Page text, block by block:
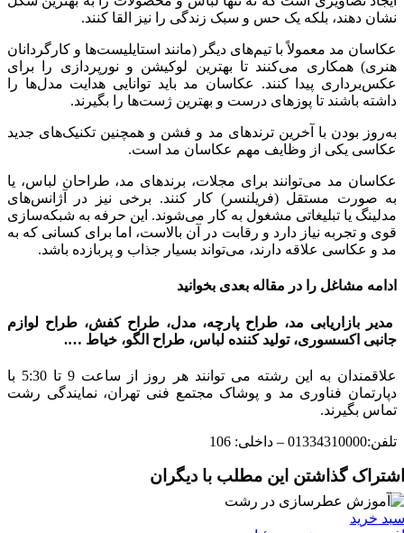
نشان دهند، بلکه یک حس و سبک زندگی را نیز القا کنند.
عکاسان مد معمولاً با تیم‌های دیگر (مانند استایلیست‌ها و کارگردانان
هنری) همکاری می‌کنند تا بهترین لوکیشن و‌ نورپردازی را برای
عکس‌برداری پیدا کنند. عکاسان مد باید توانایی هدایت مدل‌ها را
داشته باشند تا پوزهای درست و بهترین ژست‌ها را بگیرند.
به‌روز بودن با آخرین ترندهای مد و فشن و همچنین تکنیک‌های جدید
عکاسی یکی از وظایف مهم عکاسان مد است.
عکاسان مد می‌توانند برای مجلات، برندهای مد، طراحان لباس، یا
به صورت مستقل (فریلنسر) کار کنند. برخی نیز در آژانس‌های
مدلینگ یا تبلیغاتی مشغول به کار می‌شوند. این حرفه به شبکه‌سازی
قوی و تجربه نیاز دارد و رقابت در آن بالاست، اما برای کسانی که به
مد و عکاسی علاقه دارند، می‌تواند بسیار جذاب و پربازده باشد.
ادامه مشاغل را در مقاله بعدی بخوانید
مدیر بازاریابی مد، طراح پارچه، مدل، طراح کفش، طراح لوازم
جانبی اکسسوری، تولید کننده لباس، طراح الگو، خیاط ….
علاقمندان به این رشته می توانند هر روز از ساعت 9 تا 5:30 با
دپارتمان فناوری مد و پوشاک مجتمع فنی تهران، نمایندگی رشت
تماس بگیرند.
تلفن:01334310000 – داخلی: 106
اشتراک گذاشتن این مطلب با دیگران
سبد خرید